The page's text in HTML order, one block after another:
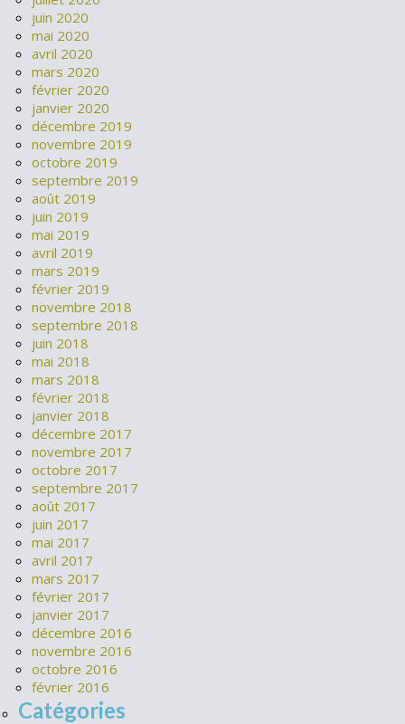
juin 2020
mai 2020
avril 2020
mars 2020
février 2020
janvier 2020
décembre 2019
novembre 2019
octobre 2019
septembre 2019
août 2019
juin 2019
mai 2019
avril 2019
mars 2019
février 2019
novembre 2018
septembre 2018
juin 2018
mai 2018
mars 2018
février 2018
janvier 2018
décembre 2017
novembre 2017
octobre 2017
septembre 2017
août 2017
juin 2017
mai 2017
avril 2017
mars 2017
février 2017
janvier 2017
décembre 2016
novembre 2016
octobre 2016
février 2016
Catégories